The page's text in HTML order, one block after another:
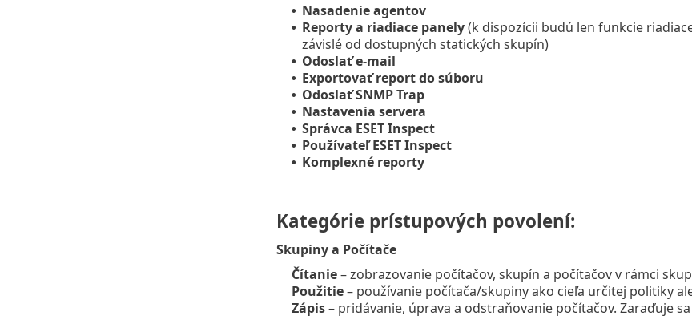
• Nasadenie agentov
• Reporty a riadiace panely(k dispozícii budú len funkcie
závislé od dostupných statických skupín)
• Odoslať e-mail
• Exportovať report do súboru
• Odoslať SNMP Trap
• Nastavenia servera
• Správca ESET Inspect
• Používateľ ESET Inspect
• Komplexné reporty
Kategórie prístupových povolení:
Skupiny a Počítače
Čítanie– zobrazovanie počítačov, skupín a počítačov v rámci
Použitie– používanie počítača/skupiny ako cieľa určitej politiky
Zápis– pridávanie, úprava a odstraňovanie počítačov. Zaraďuje